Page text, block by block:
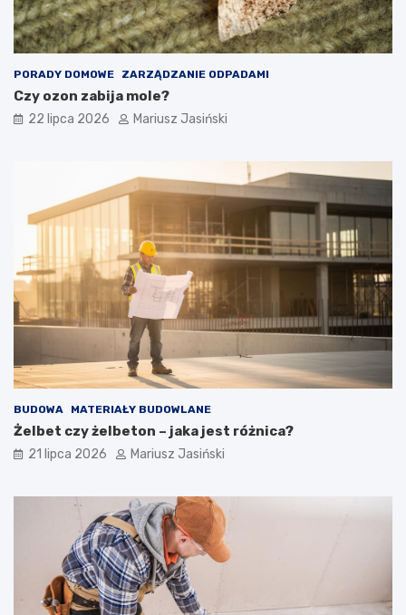
PORADY DOMOWE ZARZĄDZANIE ODPADAMI
Czy ozon zabija mole?
22 lipca 2026 Mariusz Jasiński
BUDOWA MATERIAŁY BUDOWLANE
Żelbet czy żelbeton – jaka jest różnica?
21 lipca 2026 Mariusz Jasiński